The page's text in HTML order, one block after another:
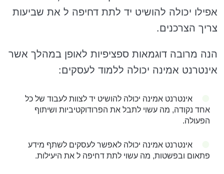
אפילו יכולה להושיט יד לתת דחיפה ל את שביעות
צריך הצרכנים.
הנה מרובה דוגמאות ספציפיות לאופן במהלך אשר
אינטרנט אמינה יכולה ללמוד לעסקים:
אינטרנט אמינה יכולה להושיט יד לצוות לעבוד של כל
אחד נקודה, מה עשוי לתבל את הפרודוקטיביות ושיתוף
הפעולה.
אינטרנט אמינה יכולה לאפשר לעסקים לשתף מידע
פתאום ובפשטות, מה עשוי לתת דחיפה ל את היעילות.